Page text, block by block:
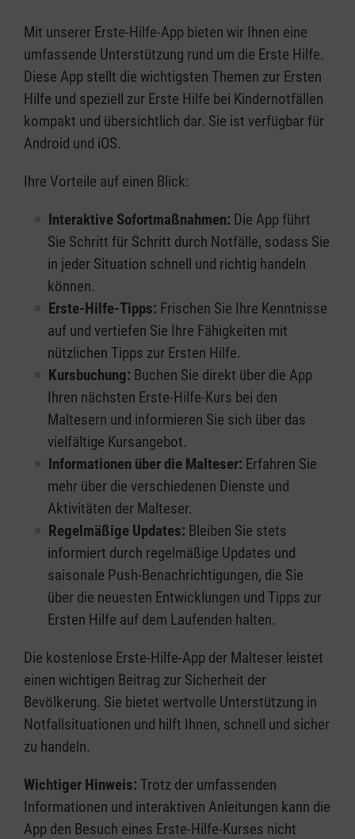
Mit unserer Erste-Hilfe-App bieten wir Ihnen eine
umfassende Unterstützung rund um die Erste Hilfe.
Diese App stellt die wichtigsten Themen zur Ersten
Hilfe und speziell zur Erste Hilfe bei Kindernotfällen
kompakt und übersichtlich dar. Sie ist verfügbar für
Android und iOS.
Ihre Vorteile auf einen Blick:
Interaktive Sofortmaßnahmen: Die App führt
Sie Schritt für Schritt durch Notfälle, sodass Sie
in jeder Situation schnell und richtig handeln
können.
Erste-Hilfe-Tipps: Frischen Sie Ihre Kenntnisse
auf und vertiefen Sie Ihre Fähigkeiten mit
nützlichen Tipps zur Ersten Hilfe.
Kursbuchung: Buchen Sie direkt über die App
Ihren nächsten Erste-Hilfe-Kurs bei den
Maltesern und informieren Sie sich über das
vielfältige Kursangebot.
Informationen über die Malteser: Erfahren Sie
mehr über die verschiedenen Dienste und
Aktivitäten der Malteser.
Regelmäßige Updates: Bleiben Sie stets
informiert durch regelmäßige Updates und
saisonale Push-Benachrichtigungen, die Sie
über die neuesten Entwicklungen und Tipps zur
Ersten Hilfe auf dem Laufenden halten.
Die kostenlose Erste-Hilfe-App der Malteser leistet
einen wichtigen Beitrag zur Sicherheit der
Bevölkerung. Sie bietet wertvolle Unterstützung in
Notfallsituationen und hilft Ihnen, schnell und sicher
zu handeln.
Wichtiger Hinweis: Trotz der umfassenden
Informationen und interaktiven Anleitungen kann die
App den Besuch eines Erste-Hilfe-Kurses nicht